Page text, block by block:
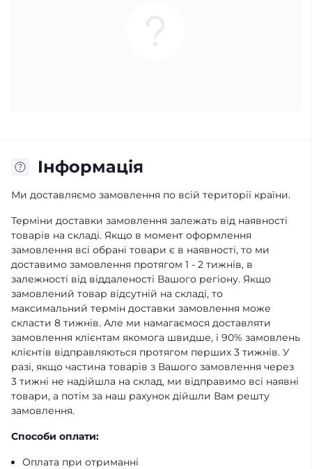
Iнформація
Ми доставляємо замовлення по всій території країни.
Терміни доставки замовлення залежать від наявності
товарів на складі. Якщо в момент оформлення
замовлення всі обрані товари є в наявності, то ми
доставимо замовлення протягом 1 - 2 тижнів, в
залежності від віддаленості Вашого регіону. Якщо
замовлений товар відсутній на складі, то
максимальний термін доставки замовлення може
скласти 8 тижнів. Але ми намагаємося доставляти
замовлення клієнтам якомога швидше, і 90% замовлень
клієнтів відправляються протягом перших 3 тижнів. У
разі, якщо частина товарів з Вашого замовлення через
3 тижні не надійшла на склад, ми відправимо всі наявні
товари, а потім за наш рахунок дійшли Вам решту
замовлення.
Способи оплати:
Оплата при отриманні